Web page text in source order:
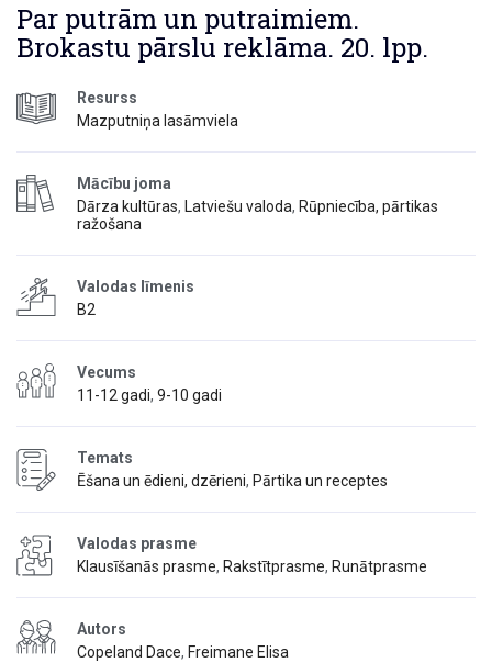
Par putrām un putraimiem.
Brokastu pārslu reklāma. 20. lpp.
Resurss
Mazputniņa lasāmviela
Mācību joma
Dārza kultūras, Latviešu valoda, Rūpniecība, pārtikas
ražošana
Valodas līmenis
B2
Vecums
11-12 gadi, 9-10 gadi
Temats
Ēšana un ēdieni, dzērieni, Pārtika un receptes
Valodas prasme
Klausīšanās prasme, Rakstītprasme, Runātprasme
Autors
Copeland Dace, Freimane Elisa